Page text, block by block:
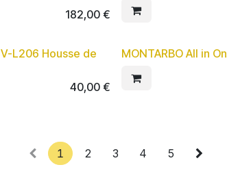
182,00€
L206 Housse de
40,00€
MONTARBO All in
1 2 3 4 5